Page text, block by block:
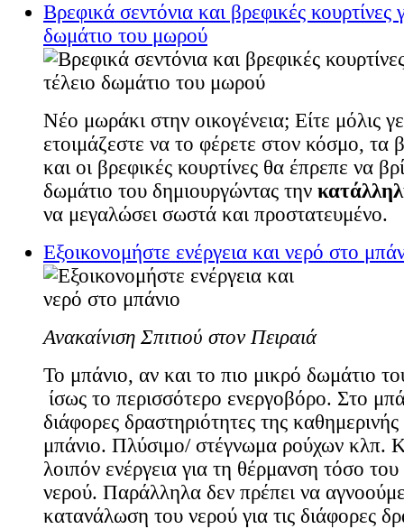
Βρεφικά σεντόνια και βρεφικές κουρτίνες
δωμάτιο του μωρού
Νέο μωράκι στην οικογένεια; Είτε μόλις
ετοιμάζεστε να το φέρετε στον κόσμο, τα
και οι βρεφικές κουρτίνες θα έπρεπε να
δωμάτιο του δημιουργώντας την
να μεγαλώσει σωστά και προστατευμένο.
Εξοικονομήστε ενέργεια και νερό στο
Ανακαίνιση Σπιτιού στον Πειραιά
Το μπάνιο, αν και το πιο μικρό δωμάτιο
ίσως το περισσότερο ενεργοβόρο. Στο
διάφορες δραστηριότητες της
μπάνιο. Πλύσιμο/ στέγνωμα ρούχων κλπ.
λοιπόν ενέργεια για τη θέρμανση τόσο
νερού. Παράλληλα δεν πρέπει να
κατανάλωση του νερού για τις διάφορες